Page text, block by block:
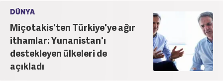
DÜNYA
Miçotakis'ten Türkiye'ye ağır
ithamlar: Yunanistan'ı
destekleyen ülkeleri de
açıkladı